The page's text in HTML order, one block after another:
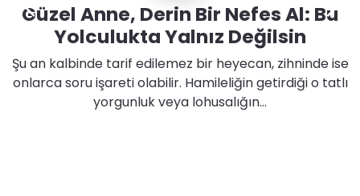
Güzel Anne, Derin Bir Nefes Al: Bu
Yolculukta Yalnız Değilsin
Şu an kalbinde tarif edilemez bir heyecan, zihninde ise
onlarca soru işareti olabilir. Hamileliğin getirdiği o tatlı
yorgunluk veya lohusalığın…